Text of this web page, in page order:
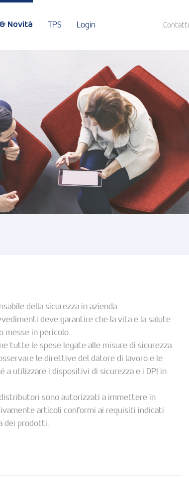
Novità TPS Login Contatti
della sicurezza in azienda.
deve garantire che la vita e la salute
messe in pericolo.
tutte le spese legate alle misure di sicurezza.
le direttive del datore di lavoro e le
a utilizzare i dispositivi di sicurezza e i DPI in
sono autorizzati a immettere in
articoli conformi ai requisiti indicati
dei prodotti.